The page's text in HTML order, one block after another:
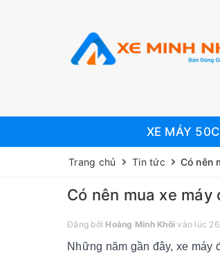
XE MÁY
Trang chủ Tin tức Có nên
Có nên mua xe
Đăng bởi Hoàng Minh Khôi vào lúc
Những năm gần đây, xe